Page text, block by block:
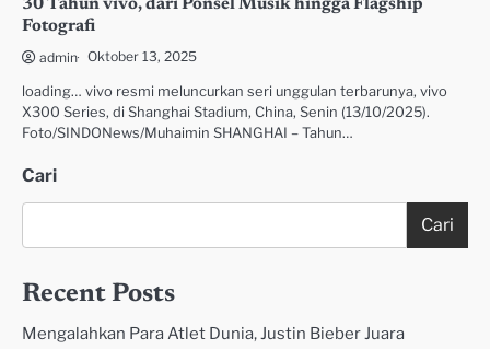
30 Tahun vivo, dari Ponsel Musik hingga Flagship
Fotografi
admin Oktober 13, 2025
loading… vivo resmi meluncurkan seri unggulan terbarunya, vivo
X300 Series, di Shanghai Stadium, China, Senin (13/10/2025).
Foto/SINDONews/Muhaimin SHANGHAI – Tahun…
Cari
Cari
Recent Posts
Mengalahkan Para Atlet Dunia, Justin Bieber Juara